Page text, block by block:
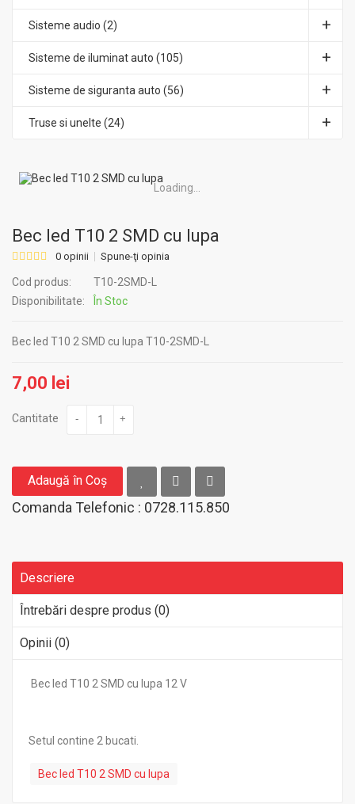
Sisteme audio (2)
Sisteme de iluminat auto (105)
Sisteme de siguranta auto (56)
Truse si unelte (24)
Loading...
Bec led T10 2 SMD cu lupa
0 opinii Spune-ţi opinia
Cod produs:
T10-2SMD-L
Disponibilitate:
În Stoc
Bec led T10 2 SMD cu lupa T10-2SMD-L
7,00 lei
Cantitate - +
Adaugă în Coş
Comanda Telefonic : 0728.115.850
Descriere
Întrebări despre produs (0)
Opinii (0)
Bec led T10 2 SMD cu lupa 12 V
Setul contine 2 bucati.
Bec led T10 2 SMD cu lupa